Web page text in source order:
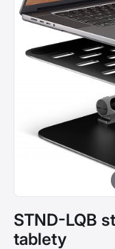
STND-LQB
tablety